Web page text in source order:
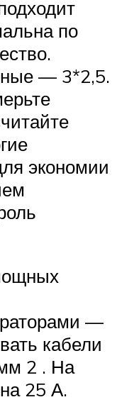
по
— 3*2,5.
экономии
—
кабели
2 . На
25 А.